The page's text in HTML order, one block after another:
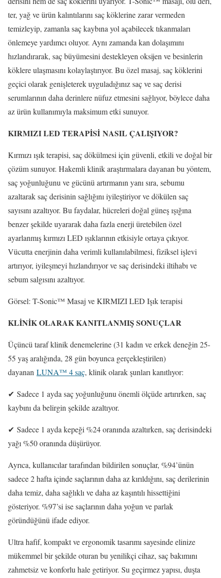
ter, yağ ve ürün kalıntılarını saç köklerine zarar vermeden
temizleyip, zamanla saç kaybına yol açabilecek tıkanmaları
önlemeye yardımcı oluyor. Aynı zamanda kan dolaşımını
hızlandırarak, saç büyümesini destekleyen oksijen ve besinlerin
köklere ulaşmasını kolaylaştırıyor. Bu özel masaj, saç köklerini
geçici olarak genişleterek uyguladığınız saç ve saç derisi
serumlarının daha derinlere nüfuz etmesini sağlıyor, böylece daha
az ürün kullanımıyla maksimum etki sunuyor.
KIRMIZI LED TERAPİSİ NASIL ÇALIŞIYOR?
Kırmızı ışık terapisi, saç dökülmesi için güvenli, etkili ve doğal bir
çözüm sunuyor. Hakemli klinik araştırmalara dayanan bu yöntem,
saç yoğunluğunu ve gücünü artırmanın yanı sıra, sebumu
azaltarak saç derisinin sağlığını iyileştiriyor ve dökülen saç
sayısını azaltıyor. Bu faydalar, hücreleri doğal güneş ışığına
benzer şekilde uyararak daha fazla enerji üretebilen özel
ayarlanmış kırmızı LED ışıklarının etkisiyle ortaya çıkıyor.
Vücutta enerjinin daha verimli kullanılabilmesi, fiziksel işlevi
artırıyor, iyileşmeyi hızlandırıyor ve saç derisindeki iltihabı ve
sebum salgısını azaltıyor.
Görsel: T-Sonic™ Masaj ve KIRMIZI LED Işık terapisi
KLİNİK OLARAK KANITLANMIŞ SONUÇLAR
Üçüncü taraf klinik denemelerine (31 kadın ve erkek deneğin 25-
55 yaş aralığında, 28 gün boyunca gerçekleştirilen)
dayanan LUNA™ 4 saç, klinik olarak şunları kanıtlıyor:
✔ Sadece 1 ayda saç yoğunluğunu önemli ölçüde artırırken, saç
kaybını da belirgin şekilde azaltıyor.
✔ Sadece 1 ayda kepeği %24 oranında azaltırken, saç derisindeki
yağı %50 oranında düşürüyor.
Ayrıca, kullanıcılar tarafından bildirilen sonuçlar, %94’ünün
sadece 2 hafta içinde saçlarının daha az kırıldığını, saç derilerinin
daha temiz, daha sağlıklı ve daha az kaşıntılı hissettiğini
gösteriyor. %97’si ise saçlarının daha yoğun ve parlak
göründüğünü ifade ediyor.
Ultra hafif, kompakt ve ergonomik tasarımı sayesinde elinize
mükemmel bir şekilde oturan bu yenilikçi cihaz, saç bakımını
zahmetsiz ve konforlu hale getiriyor. Su geçirmez yapısı, duşta